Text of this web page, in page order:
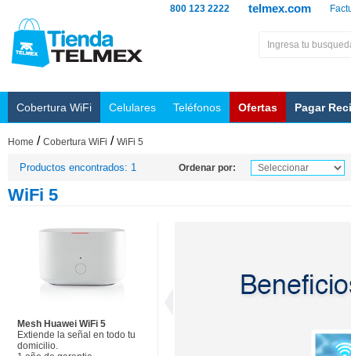
telmex.com
800 123 2222
Cobertura WiFi Celulares Teléfonos Ofertas Pagar
Home / Cobertura WiFi / WiFi 5
Productos encontrados: 1 Ordenar por:
WiFi 5
Mesh Huawei WiFi 5
Extiende la señal en todo tu
domicilio.